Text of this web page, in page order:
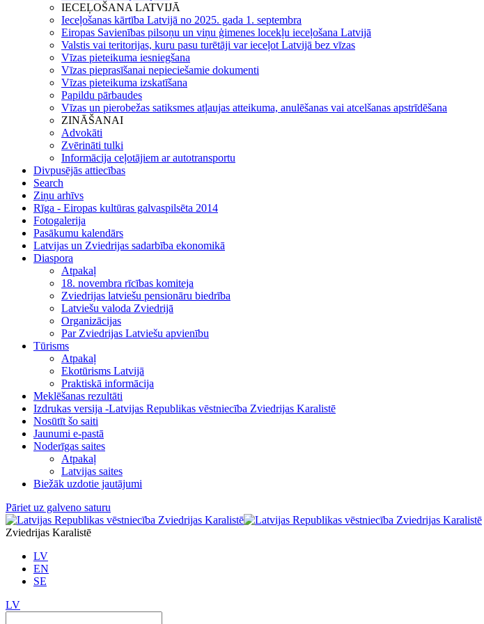
IECEĻOŠANA LATVIJĀ
Ieceļošanas kārtība Latvijā no 2025. gada 1. septembra
Eiropas Savienības pilsoņu un viņu ģimenes locekļu ieceļošana Latvijā
Valstis vai teritorijas, kuru pasu turētāji var ieceļot Latvijā bez vīzas
Vīzas pieteikuma iesniegšana
Vīzas pieprasīšanai nepieciešamie dokumenti
Vīzas pieteikuma izskatīšana
Papildu pārbaudes
Vīzas un pierobežas satiksmes atļaujas atteikuma, anulēšanas vai atcelšanas apstrīdēšana
ZINĀŠANAI
Advokāti
Zvērināti tulki
Informācija ceļotājiem ar autotransportu
Divpusējās attiecības
Search
Ziņu arhīvs
Rīga - Eiropas kultūras galvaspilsēta 2014
Fotogalerija
Pasākumu kalendārs
Latvijas un Zviedrijas sadarbība ekonomikā
Diaspora
Atpakaļ
18. novembra rīcības komiteja
Zviedrijas latviešu pensionāru biedrība
Latviešu valoda Zviedrijā
Organizācijas
Par Zviedrijas Latviešu apvienību
Tūrisms
Atpakaļ
Ekotūrisms Latvijā
Praktiskā informācija
Meklēšanas rezultāti
Izdrukas versija -Latvijas Republikas vēstniecība Zviedrijas Karalistē
Nosūtīt šo saiti
Jaunumi e-pastā
Noderīgas saites
Atpakaļ
Latvijas saites
Biežāk uzdotie jautājumi
Pāriet uz galveno saturu
Zviedrijas Karalistē
LV
EN
SE
LV